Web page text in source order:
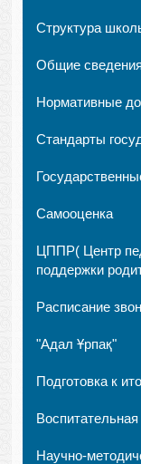
Структура
Общие
Нормативные
Стандарты
Самооценка
ЦППР( Центр
поддержки
Расписание
"Адал Ұрпақ"
Подготовка к
Научно-